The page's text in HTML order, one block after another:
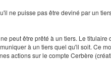
ne puisse pas être deviné par un
peut être prêté à un tiers. Le
à un tiers quel qu'il soit. Ce
actions sur le compte Cerbère